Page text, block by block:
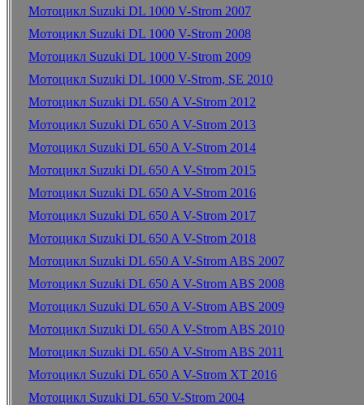
Мотоцикл Suzuki DL 1000 V-Strom 2007
Мотоцикл Suzuki DL 1000 V-Strom 2008
Мотоцикл Suzuki DL 1000 V-Strom 2009
Мотоцикл Suzuki DL 1000 V-Strom, SE 2010
Мотоцикл Suzuki DL 650 A V-Strom 2012
Мотоцикл Suzuki DL 650 A V-Strom 2013
Мотоцикл Suzuki DL 650 A V-Strom 2014
Мотоцикл Suzuki DL 650 A V-Strom 2015
Мотоцикл Suzuki DL 650 A V-Strom 2016
Мотоцикл Suzuki DL 650 A V-Strom 2017
Мотоцикл Suzuki DL 650 A V-Strom 2018
Мотоцикл Suzuki DL 650 A V-Strom ABS 2007
Мотоцикл Suzuki DL 650 A V-Strom ABS 2008
Мотоцикл Suzuki DL 650 A V-Strom ABS 2009
Мотоцикл Suzuki DL 650 A V-Strom ABS 2010
Мотоцикл Suzuki DL 650 A V-Strom ABS 2011
Мотоцикл Suzuki DL 650 A V-Strom XT 2016
Мотоцикл Suzuki DL 650 V-Strom 2004